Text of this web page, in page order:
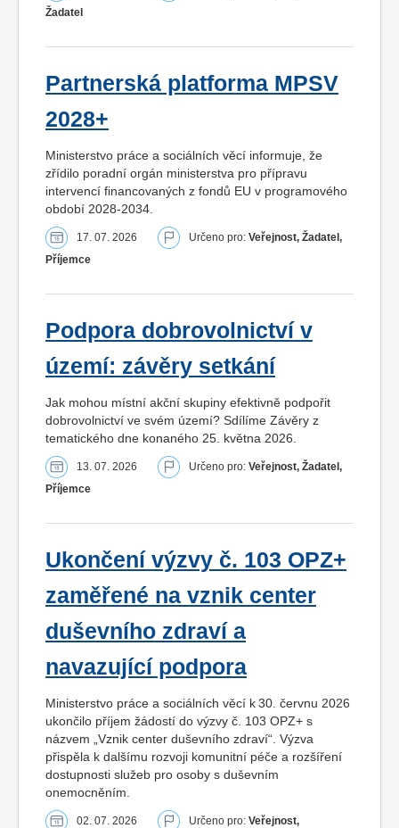
Žadatel
Partnerská platforma MPSV
2028+
Ministerstvo práce a sociálních věcí informuje, že
zřídilo poradní orgán ministerstva pro přípravu
intervencí financovaných z fondů EU v programového
období 2028-2034.
17. 07. 2026 Určeno pro: Veřejnost, Žadatel,
Příjemce
Podpora dobrovolnictví v
území: závěry setkání
Jak mohou místní akční skupiny efektivně podpořit
dobrovolnictví ve svém území? Sdílíme Závěry z
tematického dne konaného 25. května 2026.
13. 07. 2026 Určeno pro: Veřejnost, Žadatel,
Příjemce
Ukončení výzvy č. 103 OPZ+
zaměřené na vznik center
duševního zdraví a
navazující podpora
Ministerstvo práce a sociálních věcí k 30. červnu 2026
ukončilo příjem žádostí do výzvy č. 103 OPZ+ s
názvem „Vznik center duševního zdraví“. Výzva
přispěla k dalšímu rozvoji komunitní péče a rozšíření
dostupnosti služeb pro osoby s duševním
onemocněním.
02. 07. 2026 Určeno pro: Veřejnost,